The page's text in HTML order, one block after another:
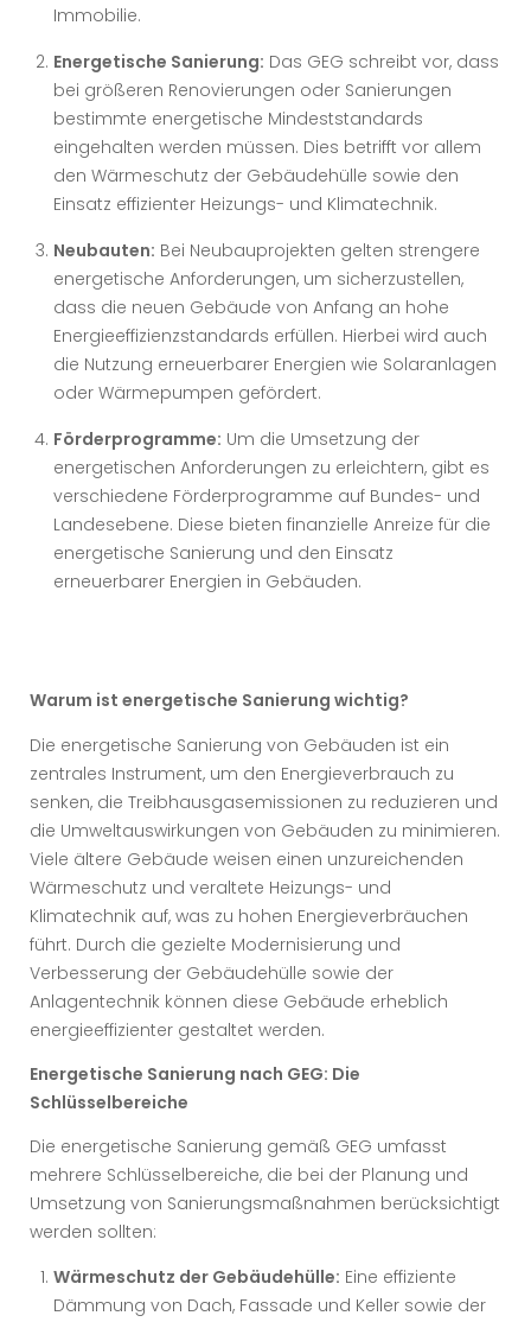
Immobilie.
Energetische Sanierung: Das GEG schreibt vor, dass
bei größeren Renovierungen oder Sanierungen
bestimmte energetische Mindeststandards
eingehalten werden müssen. Dies betrifft vor allem
den Wärmeschutz der Gebäudehülle sowie den
Einsatz effizienter Heizungs- und Klimatechnik.
Neubauten: Bei Neubauprojekten gelten strengere
energetische Anforderungen, um sicherzustellen,
dass die neuen Gebäude von Anfang an hohe
Energieeffizienzstandards erfüllen. Hierbei wird auch
die Nutzung erneuerbarer Energien wie Solaranlagen
oder Wärmepumpen gefördert.
Förderprogramme: Um die Umsetzung der
energetischen Anforderungen zu erleichtern, gibt es
verschiedene Förderprogramme auf Bundes- und
Landesebene. Diese bieten finanzielle Anreize für die
energetische Sanierung und den Einsatz
erneuerbarer Energien in Gebäuden.
Warum ist energetische Sanierung wichtig?
Die energetische Sanierung von Gebäuden ist ein
zentrales Instrument, um den Energieverbrauch zu
senken, die Treibhausgasemissionen zu reduzieren und
die Umweltauswirkungen von Gebäuden zu minimieren.
Viele ältere Gebäude weisen einen unzureichenden
Wärmeschutz und veraltete Heizungs- und
Klimatechnik auf, was zu hohen Energieverbräuchen
führt. Durch die gezielte Modernisierung und
Verbesserung der Gebäudehülle sowie der
Anlagentechnik können diese Gebäude erheblich
energieeffizienter gestaltet werden.
Energetische Sanierung nach GEG: Die
Schlüsselbereiche
Die energetische Sanierung gemäß GEG umfasst
mehrere Schlüsselbereiche, die bei der Planung und
Umsetzung von Sanierungsmaßnahmen berücksichtigt
werden sollten:
Wärmeschutz der Gebäudehülle: Eine effiziente
Dämmung von Dach, Fassade und Keller sowie der